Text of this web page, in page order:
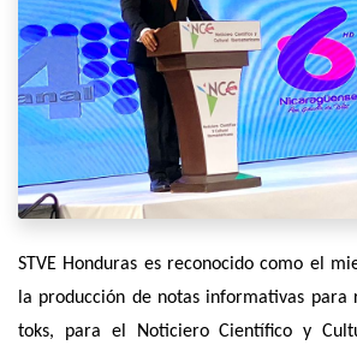
STVE Honduras es reconocido como el
la producción de notas informativas
toks, para el Noticiero Científico y